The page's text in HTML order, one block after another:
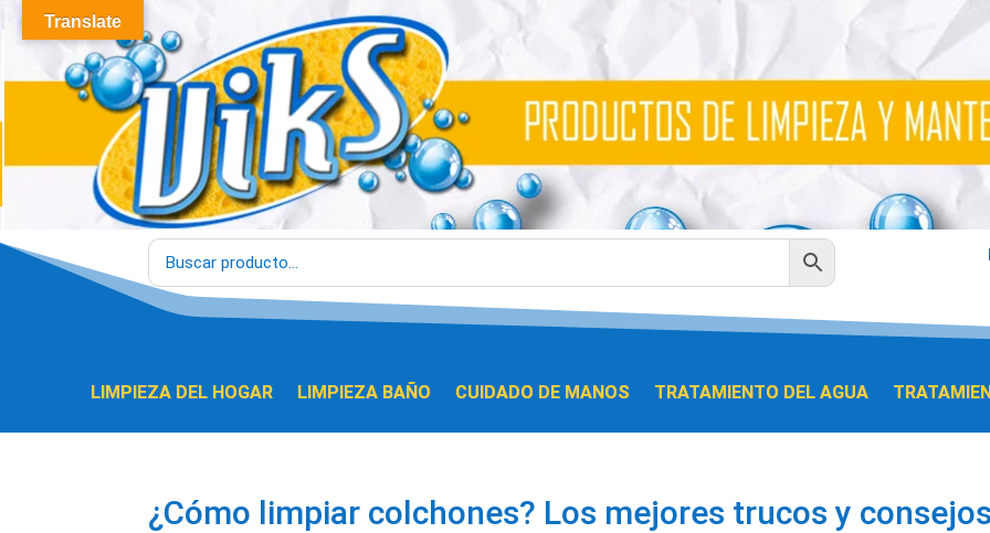
LIMPIEZA DEL HOGAR LIMPIEZA BAÑO CUIDADO DE MANOS TRATAMIENTO DEL AGUA
¿Cómo limpiar colchones? Los mejores trucos y
Translate